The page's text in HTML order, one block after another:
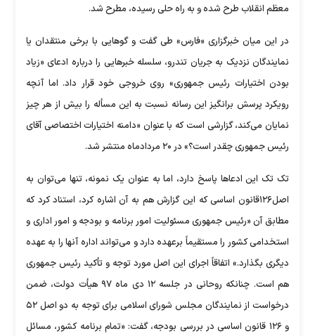
معظم انقلاب طرح شده و به راه حلی رسیده، مطرح شد.
در این میان خبرگزاری «فارس» طی گفت و گوهایی با برخی منتقدان یا
نمایندگان نزدیک به جریان تندرو، سلسله خبرهایی را درباره ادعای «زیاد
بودن اختیارات رئیس جمهوری» روی خروجی خود قرار داد. اما آنچه
رویکرد پرسش برانگیز این رسانه نسبت به این مسأله را بیش از هر چیز
نمایان می‌کند، گزارشی است که با عنوان «دامنه اختیارات اختصاصی آقای
رئیس‌ جمهوری چقدر است؟» در ۲۰ مردادماه منتشر شد.
تک تک این ادعاها پاسخ دارد، اما به عنوان یک نمونه، تنها می‌توان به
اصل۱۲۶قانون اساسی که این گزارش هم به آن اشاره کرد، استناد کرد که
مطابق آن «رئیس جمهوری مسئولیت‌ امور برنامه‌ و بودجه‌ و امور اداری‌ و
استخدامی‌ کشور را مستقیماً برعهده‌ دارد و می‌تواند اداره‌ آنها را به‌ عهده‌
دیگری‌ بگذارد.» اتفاقاً اجرای این اصل مورد توجه و تأکید رئیس جمهوری
هم است. چنانکه روحانی در جلسه ۱۲ دی ماه ۹۷ هیأت دولت، ضمن
درخواست از نمایندگان مجلس شورای اسلامی برای توجه به دو اصل ۵۲
و ۱۲۶ قانون اساسی در بررسی بودجه، گفت: «تمام برنامه کشور، مسائل